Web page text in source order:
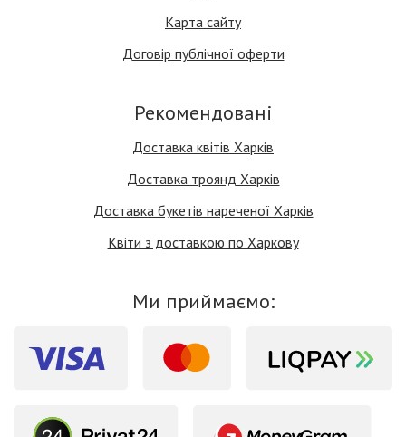
Карта сайту
Договір публічної оферти
Рекомендовані
Доставка квітів Харків
Доставка троянд Харків
Доставка букетів нареченої Харків
Квіти з доставкою по Харкову
Ми приймаємо: